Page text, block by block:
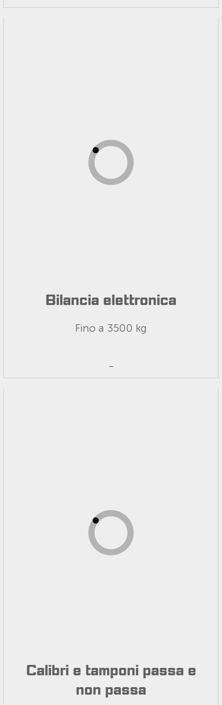
Bilancia elettronica
Fino a 3500 kg
Calibri e tamponi passa e
non passa